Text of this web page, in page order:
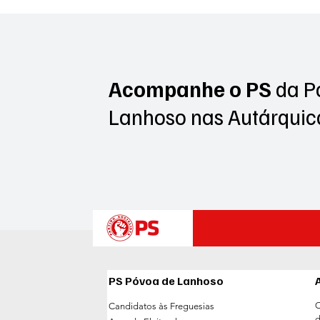
Acompanhe o PS da
Lanhoso nas
PS Póvoa de Lanhoso
Candidatos às Freguesias